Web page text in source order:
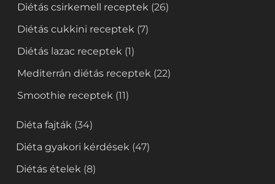
Diétás csirkemell receptek (26)
Diétás cukkini receptek (7)
Diétás lazac receptek (1)
Mediterrán diétás receptek (22)
Smoothie receptek (11)
Diéta fajták (34)
Diéta gyakori kérdések (47)
Diétás ételek (8)